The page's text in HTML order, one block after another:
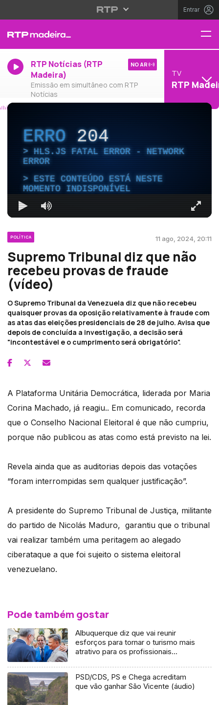
Entrar
RTP Notícias (RTP
Madeira)
Emissão em simultâneo com RTP
Notícias
NO AR
TV
RTP
ERRO204
HLS.JS FATAL ERROR - NETWORK
ERROR
ESTE CONTEÚDO ESTÁ NESTE
MOMENTO INDISPONÍVEL
POLÍTICA 11 ago, 2024, 20:11
Supremo Tribunal diz que não
recebeu provas de fraude
(vídeo)
O Supremo Tribunal da Venezuela diz que não recebeu
quaisquer provas da oposição relativamente à fraude com
as atas das eleições presidenciais de 28 de julho. Avisa que
depois de concluída a investigação, a decisão será
"incontestável e o cumprimento será obrigatório".
A Plataforma Unitária Democrática, liderada por Maria
Corina Machado, já reagiu.. Em comunicado, recorda
que o Conselho Nacional Eleitoral é que não cumpriu,
porque não publicou as atas como está previsto na lei.
Revela ainda que as auditorias depois das votações
“foram interrompidas sem qualquer justificação”.
A presidente do Supremo Tribunal de Justiça, militante
do partido de Nicolás Maduro, garantiu que o tribunal
vai realizar também uma peritagem ao alegado
ciberataque a que foi sujeito o sistema eleitoral
venezuelano.
Pode também gostar
Albuquerque diz que vai reunir
esforços para tornar o turismo mais
atrativo para os profissionais
PSD/CDS, PS e Chega acreditam
que vão ganhar São Vicente (áudio)